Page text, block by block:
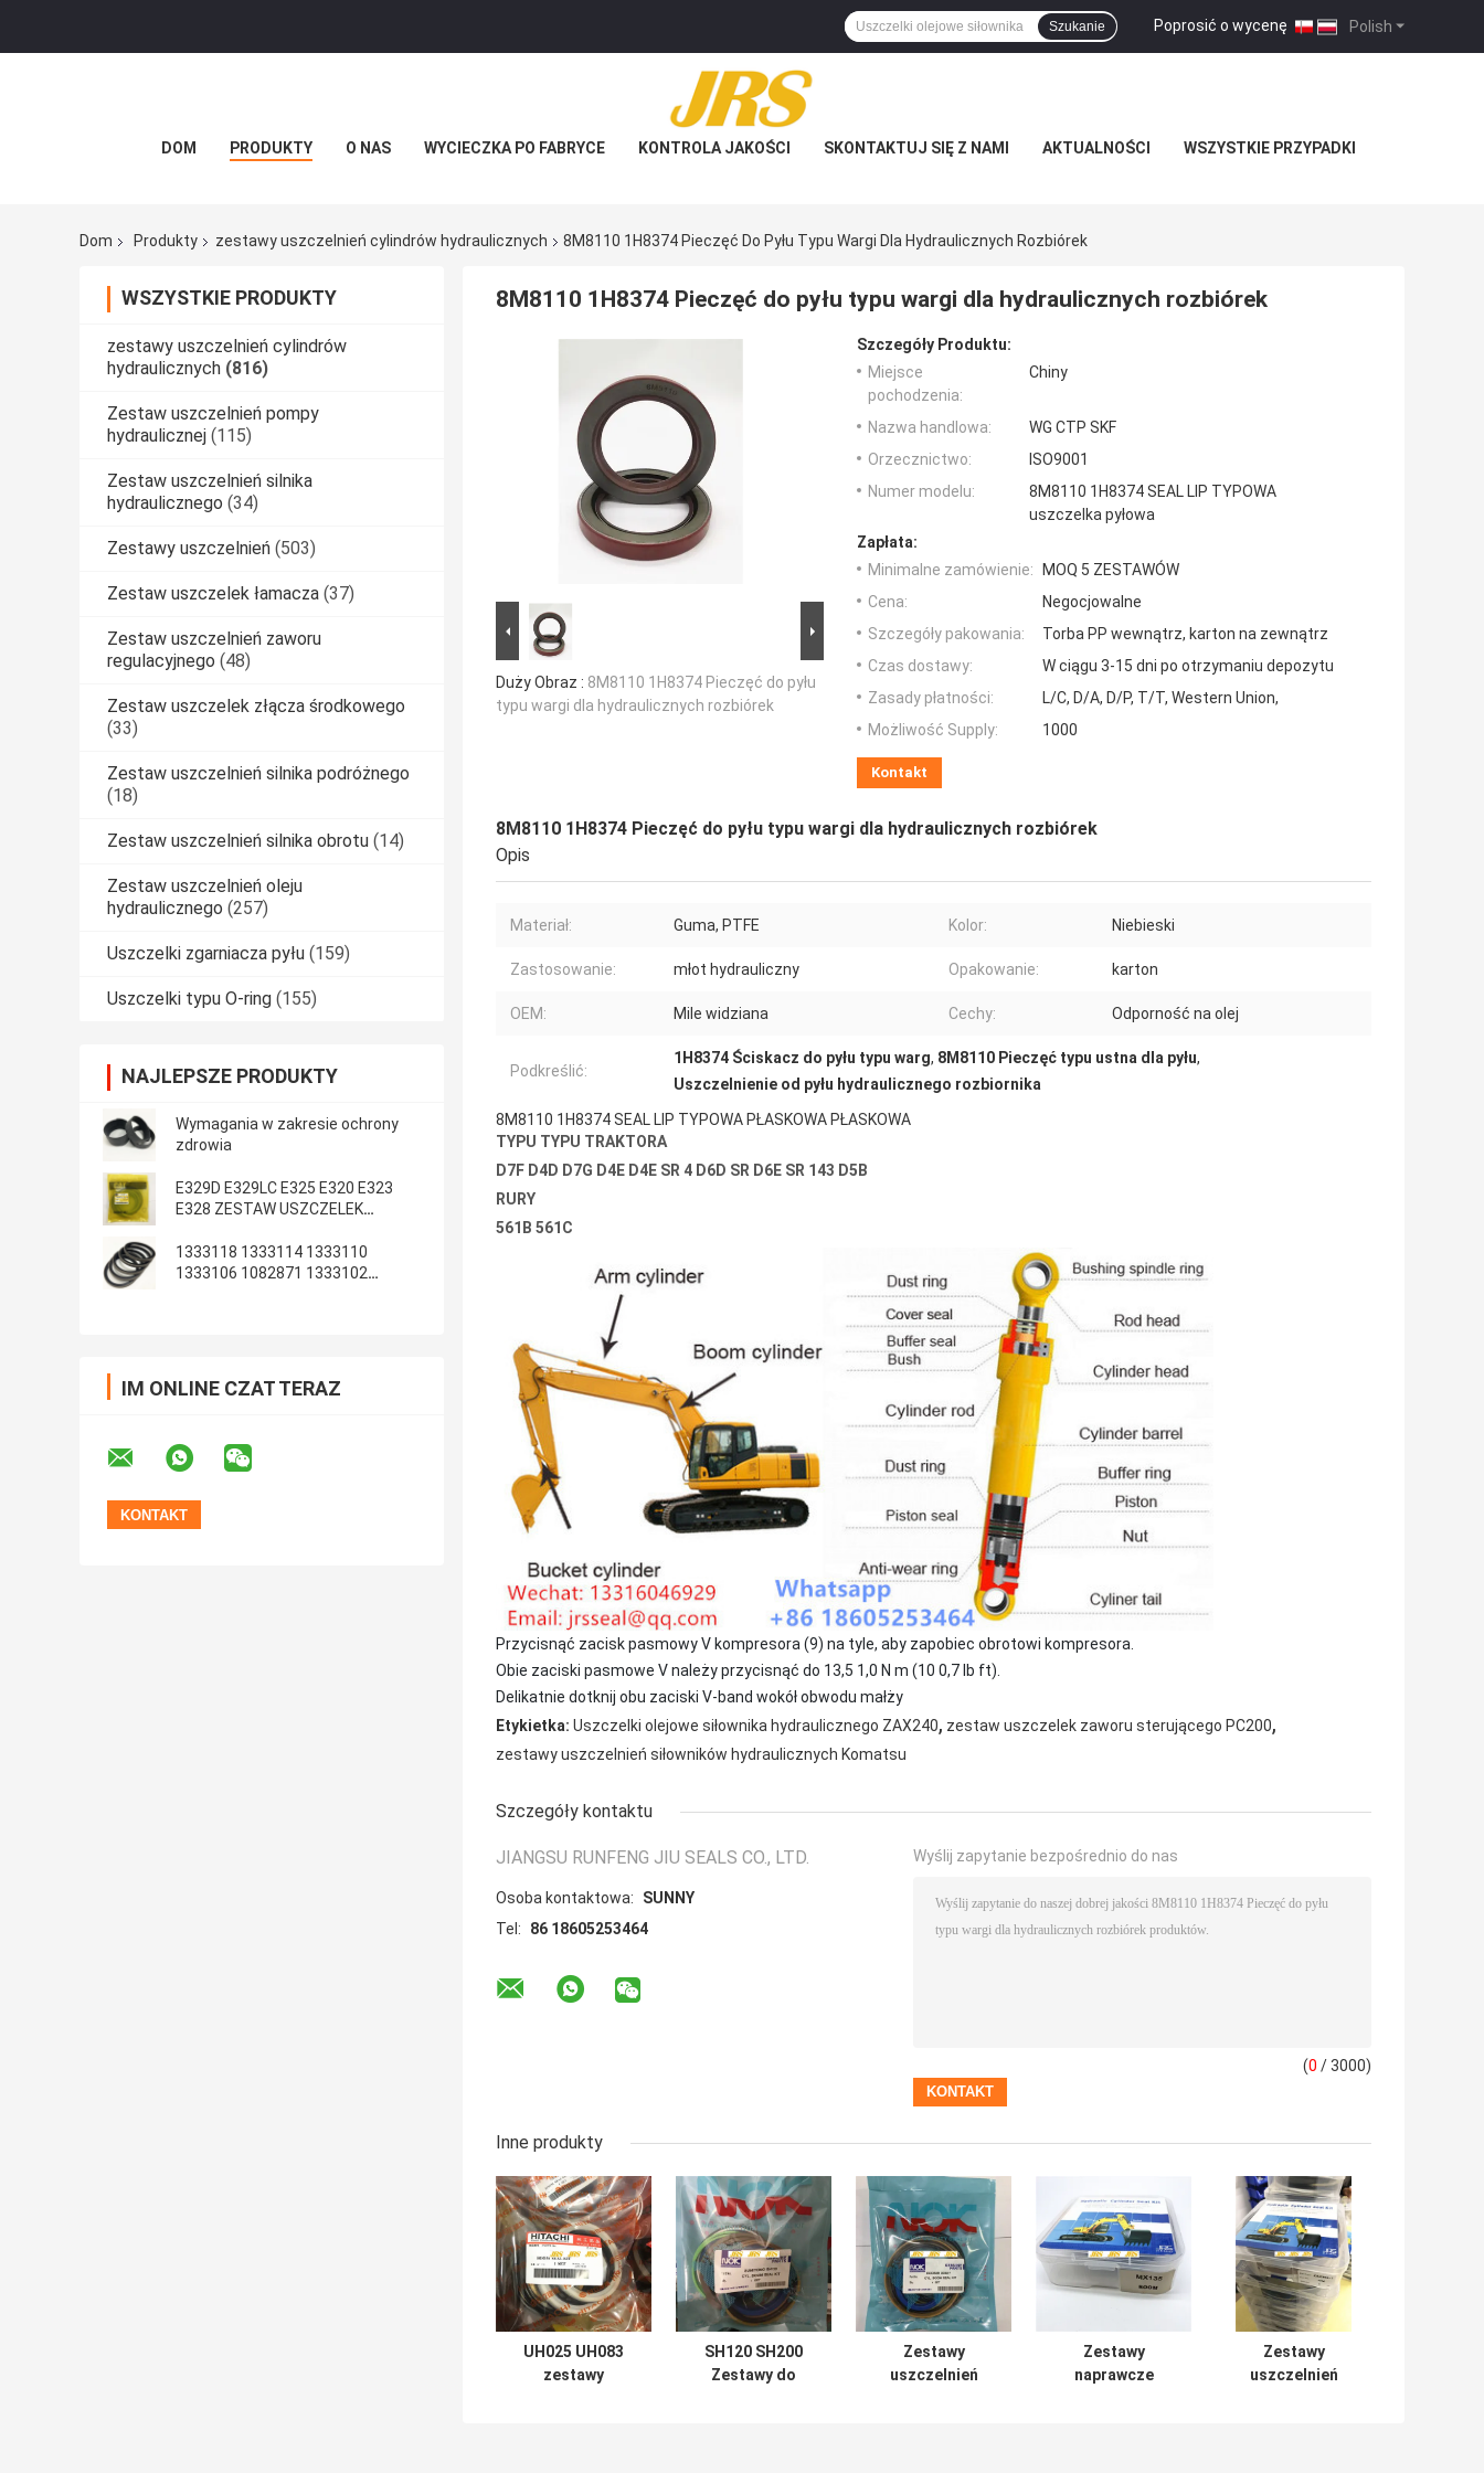
Polish
Poprosić o wycenę |
Szukanie
DOM PRODUKTY O NAS WYCIECZKA PO FABRYCE KONTROLA JAKOŚCI SKONTAKTUJ SIĘ Z NAMI AKTUALNOŚCI WSZYSTKIE PRZYPADKI
Dom Produkty zestawy uszczelnień cylindrów hydraulicznych 8M8110 1H8374 Pieczęć Do Pyłu Typu Wargi Dla Hydraulicznych Rozbiórek
WSZYSTKIE PRODUKTY
zestawy uszczelnień cylindrów
hydraulicznych (816)
Zestaw uszczelnień pompy
hydraulicznej (115)
Zestaw uszczelnień silnika
hydraulicznego (34)
Zestawy uszczelnień (503)
Zestaw uszczelek łamacza (37)
Zestaw uszczelnień zaworu
regulacyjnego (48)
Zestaw uszczelek złącza środkowego
(33)
Zestaw uszczelnień silnika podróżnego
(18)
Zestaw uszczelnień silnika obrotu (14)
Zestaw uszczelnień oleju
hydraulicznego (257)
Uszczelki zgarniacza pyłu (159)
Uszczelki typu O-ring (155)
NAJLEPSZE PRODUKTY
Wymagania w zakresie ochrony
zdrowia
E329D E329LC E325 E320 E323
E328 ZESTAW USZCZELEK
1333118 1333114 1333110
1333106 1082871 1333102
IM ONLINE CZAT TERAZ
8M8110 1H8374 Pieczęć do pyłu typu wargi dla hydraulicznych rozbiórek
Duży Obraz : 8M8110 1H8374 Pieczęć do pyłu
typu wargi dla hydraulicznych rozbiórek
Szczegóły Produktu:
Miejsce
pochodzenia:
Chiny
Nazwa handlowa:
WG CTP SKF
Orzecznictwo:
ISO9001
Numer modelu:
8M8110 1H8374 SEAL LIP TYPOWA
uszczelka pyłowa
Zapłata:
Minimalne zamówienie:
MOQ 5 ZESTAWÓW
Cena:
Negocjowalne
Szczegóły pakowania:
Torba PP wewnątrz, karton na zewnątrz
Czas dostawy:
W ciągu 3-15 dni po otrzymaniu depozytu
Zasady płatności:
L/C, D/A, D/P, T/T, Western Union,
Możliwość Supply:
1000
Kontakt
8M8110 1H8374 Pieczęć do pyłu typu wargi dla hydraulicznych rozbiórek
Opis
Materiał: Guma, PTFE Kolor: Niebieski
Zastosowanie: młot hydrauliczny Opakowanie: karton
OEM: Mile widziana Cechy: Odporność na olej
Podkreślić:
1H8374 Ściskacz do pyłu typu warg, 8M8110 Pieczęć typu ustna dla pyłu,
Uszczelnienie od pyłu hydraulicznego rozbiornika
8M8110 1H8374 SEAL LIP TYPOWA PŁASKOWA PŁASKOWA
TYPU TYPU TRAKTORA
D7F D4D D7G D4E D4E SR 4 D6D SR D6E SR 143 D5B
RURY
561B 561C
Przycisnąć zacisk pasmowy V kompresora (9) na tyle, aby zapobiec obrotowi kompresora.
Obie zaciski pasmowe V należy przycisnąć do 13,5 1,0 N m (10 0,7 lb ft).
Delikatnie dotknij obu zaciski V-band wokół obwodu małży
Etykietka: Uszczelki olejowe siłownika hydraulicznego ZAX240, zestaw uszczelek zaworu sterującego PC200,
zestawy uszczelnień siłowników hydraulicznych Komatsu
Szczegóły kontaktu
JIANGSU RUNFENG JIU SEALS CO., LTD.
Osoba kontaktowa:
SUNNY
Tel:
86 18605253464
Wyślij zapytanie bezpośrednio do nas
(0 / 3000)
Inne produkty
UH025 UH083
zestawy
SH120 SH200
Zestawy do
Zestawy
uszczelnień
Zestawy
naprawcze
Zestawy
uszczelnień